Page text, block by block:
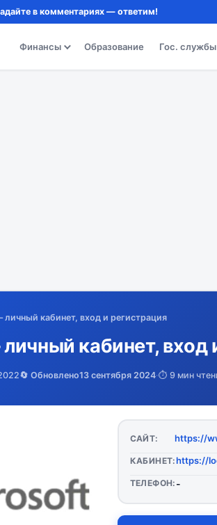
в комментариях — ответим!
Финансы Образование Гос. службы
личный кабинет, вход и регистрация
кабинет, вход
🔄 Обновлено13 сентября 2024·⏱️ 9 мин
САЙТ: https://
КАБИНЕТ:
ТЕЛЕФОН: -